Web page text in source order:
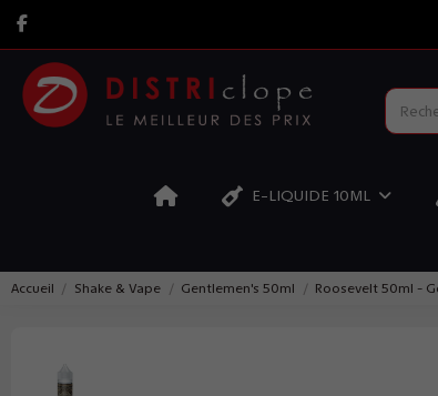
E-LIQUIDE 10ML
Accueil Shake & Vape Gentlemen's 50ml Roosevelt 50ml -